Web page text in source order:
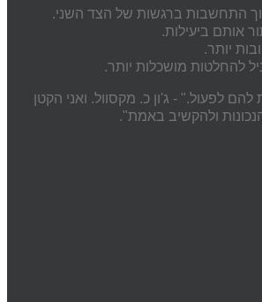
התחשבות ברגשות של הצד השני.
אותם ביעילות.
יותר.
להחלטות מושכלות יותר.
לפעול." - ג'ון כ. מקסוול. ואני הקטן
ולהקשיב באמת".